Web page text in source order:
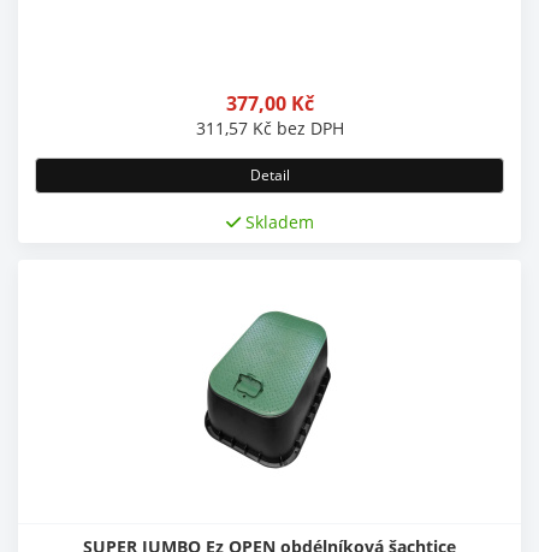
377,00 Kč
311,57 Kč bez DPH
Detail
Skladem
SUPER JUMBO Ez OPEN obdélníková šachtice